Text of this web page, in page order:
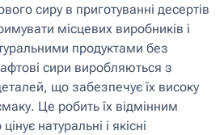
сиру в приготуванні десертів
місцевих виробників і
продуктами без
сири виробляються з
що забезпечує їх високу
смаку. Це робить їх відмінним
натуральні і якісні